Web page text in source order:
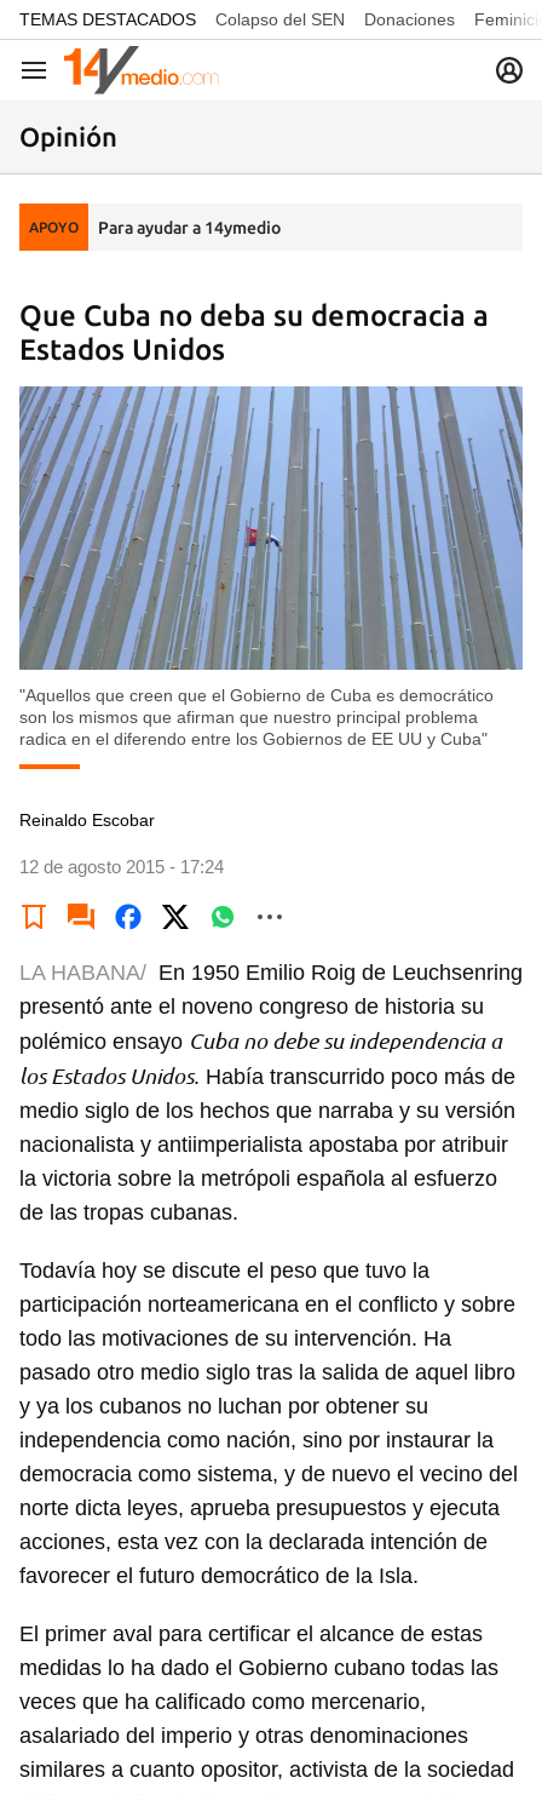
common.go-to-content
TEMAS DESTACADOS Colapso del SEN Donaciones
Navegación
Opinión
APOYO Para ayudar a 14ymedio
Que Cuba no deba su democracia a
Estados Unidos
"Aquellos que creen que el Gobierno de Cuba es democrático
son los mismos que afirman que nuestro principal problema
radica en el diferendo entre los Gobiernos de EE UU y Cuba"
Reinaldo Escobar
12 de agosto 2015 - 17:24
LA HABANA/ En 1950 Emilio Roig de Leuchsenring
presentó ante el noveno congreso de historia su
polémico ensayo Cuba no debe su independencia a
los Estados Unidos. Había transcurrido poco más de
medio siglo de los hechos que narraba y su versión
nacionalista y antiimperialista apostaba por atribuir
la victoria sobre la metrópoli española al esfuerzo
de las tropas cubanas.
Todavía hoy se discute el peso que tuvo la
participación norteamericana en el conflicto y sobre
todo las motivaciones de su intervención. Ha
pasado otro medio siglo tras la salida de aquel libro
y ya los cubanos no luchan por obtener su
independencia como nación, sino por instaurar la
democracia como sistema, y de nuevo el vecino del
norte dicta leyes, aprueba presupuestos y ejecuta
acciones, esta vez con la declarada intención de
favorecer el futuro democrático de la Isla.
El primer aval para certificar el alcance de estas
medidas lo ha dado el Gobierno cubano todas las
veces que ha calificado como mercenario,
asalariado del imperio y otras denominaciones
similares a cuanto opositor, activista de la sociedad